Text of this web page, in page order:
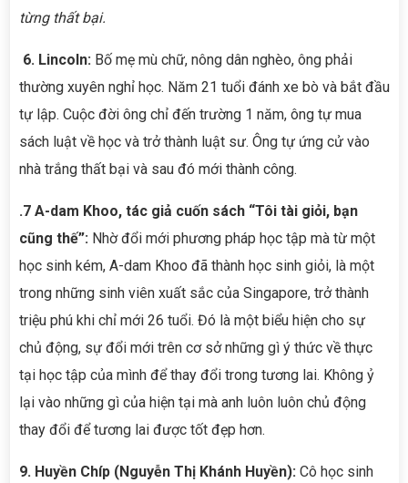
từng thất bại.
6. Lincoln: Bố mẹ mù chữ, nông dân nghèo, ông phải
thường xuyên nghỉ học. Năm 21 tuổi đánh xe bò và bắt đầu
tự lập. Cuộc đời ông chỉ đến trường 1 năm, ông tự mua
sách luật về học và trở thành luật sư. Ông tự ứng cử vào
nhà trắng thất bại và sau đó mới thành công.
.7 A-dam Khoo, tác giả cuốn sách “Tôi tài giỏi, bạn
cũng thế”: Nhờ đổi mới phương pháp học tập mà từ một
học sinh kém, A-dam Khoo đã thành học sinh giỏi, là một
trong những sinh viên xuất sắc của Singapore, trở thành
triệu phú khi chỉ mới 26 tuổi. Đó là một biểu hiện cho sự
chủ động, sự đổi mới trên cơ sở những gì ý thức về thực
tại học tập của mình để thay đổi trong tương lai. Không ỷ
lại vào những gì của hiện tại mà anh luôn luôn chủ động
thay đổi để tương lai được tốt đẹp hơn.
9. Huyền Chíp (Nguyễn Thị Khánh Huyền): Cô học sinh